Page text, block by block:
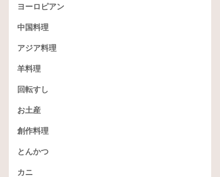
ヨーロピアン
中国料理
アジア料理
羊料理
回転すし
お土産
創作料理
とんかつ
カニ